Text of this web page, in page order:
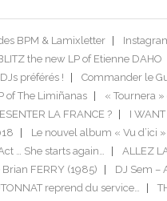
BPM & Lamixletter
the new LP of Etienne DAHO
préférés !
Commander le
of The Limiñanas
« Tournera
LA FRANCE ?
I
Le nouvel album « Vu d’ici
… She starts again… ALLEZ
FERRY (1985) DJ Sem –
reprend du service…